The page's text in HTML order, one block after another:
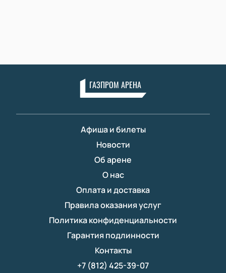
ГАЗПРОМ АРЕНА
Афиша и билеты
Новости
Об арене
О нас
Оплата и доставка
Правила оказания услуг
Политика конфиденциальности
Гарантия подлинности
Контакты
+7 (812) 425-39-07